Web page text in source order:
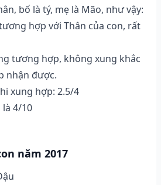
bố là tý, mẹ là Mão, như vậy:
hợp với Thân của con, rất
tương hợp, không xung khắc
nhận được.
xung hợp: 2.5/4
là 4/10
năm 2017